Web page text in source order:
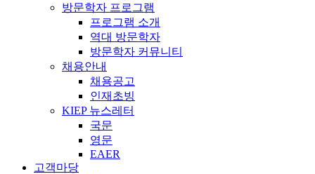
방문학자 프로그램
프로그램 소개
역대 방문학자
방문학자 커뮤니티
채용안내
채용공고
인재초빙
KIEP 뉴스레터
국문
영문
EAER
고객마당